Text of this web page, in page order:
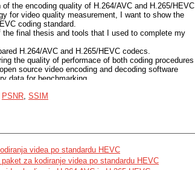
the encoding quality of H.264/AVC and H.265/HEVC
for video quality measurement, I want to show the
coding standard.
final thesis and tools that I used to complete my
H.264/AVC and H.265/HEVC codecs.
the quality of performace of both coding procedures
source video encoding and decoding software
data for benchmarking.
PSNR SSIM
videa po standardu HEVC
za kodiranje videa po standardu HEVC